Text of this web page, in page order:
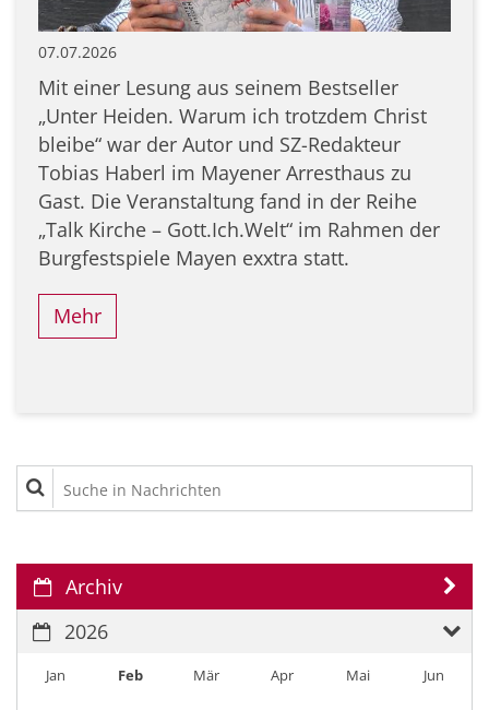
07.07.2026
Mit einer Lesung aus seinem Bestseller
„Unter Heiden. Warum ich trotzdem Christ
bleibe“ war der Autor und SZ-Redakteur
Tobias Haberl im Mayener Arresthaus zu
Gast. Die Veranstaltung fand in der Reihe
„Talk Kirche – Gott.Ich.Welt“ im Rahmen der
Burgfestspiele Mayen exxtra statt.
Mehr
Suche in Nachrichten
Archiv
2026
Jan Feb Mär Apr Mai Jun